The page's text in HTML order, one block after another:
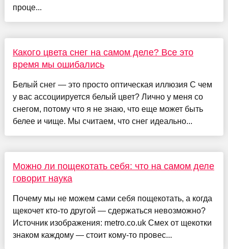
проце...
Какого цвета снег на самом деле? Все это
время мы ошибались
Белый снег — это просто оптическая иллюзия С чем
у вас ассоциируется белый цвет? Лично у меня со
снегом, потому что я не знаю, что еще может быть
белее и чище. Мы считаем, что снег идеально...
Можно ли пощекотать себя: что на самом деле
говорит наука
Почему мы не можем сами себя пощекотать, а когда
щекочет кто-то другой — сдержаться невозможно?
Источник изображения: metro.co.uk Смех от щекотки
знаком каждому — стоит кому-то провес...